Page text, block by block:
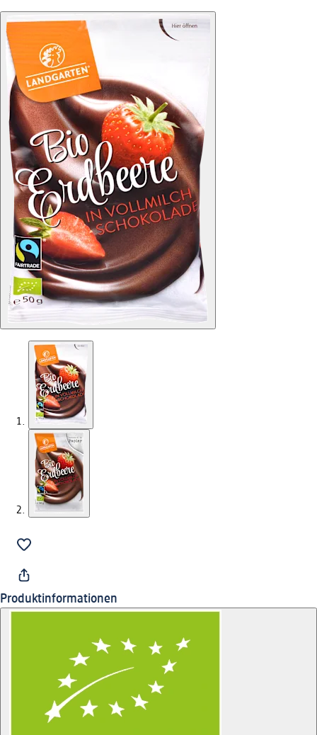
Produktinformationen